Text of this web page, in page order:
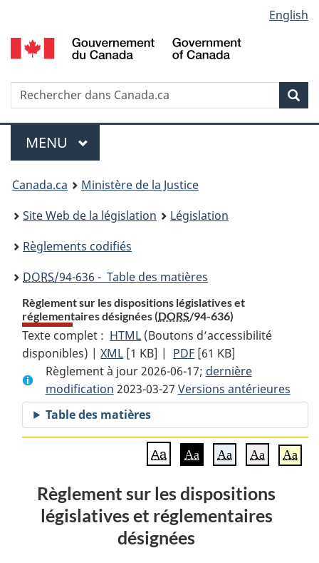
au
contenu
propos
de
la
HTML
simplifiée
selection
English
Recherche
Menu
MENU PRINCIPAL
You
are
here:
Canada.ca
Ministère de la Justice
Site Web de la législation
Législation
Règlements codifiés
DORS/94-636 - Table des matières
Règlement sur les dispositions législatives et
réglementaires désignées (DORS/94-636)
Texte complet : HTML Texte
complet
:
Règlement
sur
les
dispositions
législatives
réglementaires
désignées
(Boutons d’accessibilité
disponibles) |XML Texte
complet
:
Règlement
sur
les
dispositions
et
réglementaires
désignées
[1 KB] | PDF Texte
complet
:
Règlement
sur
les
dispositions
et
réglementaires
[61 KB]
Règlement à jour 2026-06-17; dernière
modification 2023-03-27 Versions antérieures
Table des matières
Aa Aa Aa Aa Aa
Règlement sur les dispositions
législatives et réglementaires
désignées